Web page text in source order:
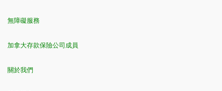
無障礙服務
加拿大存款保險公司成員
關於我們